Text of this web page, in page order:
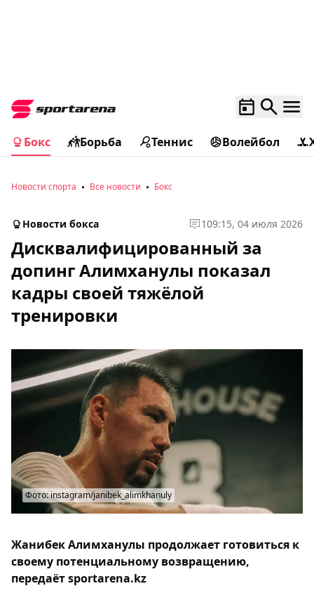
Бокс Борьба Теннис Волейбол
Новости спорта Все новости Бокс
Новости бокса 109:15, 04 июля 2026
Дисквалифицированный за
допинг Алимханулы показал
кадры своей тяжёлой
тренировки
Фото: instagram/janibek_alimkhanuly
Жанибек Алимханулы продолжает готовиться к
своему потенциальному возвращению,
передаёт sportarena.kz